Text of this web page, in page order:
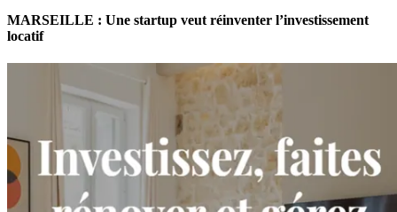
MARSEILLE : Une startup veut réinventer l’investissement
locatif